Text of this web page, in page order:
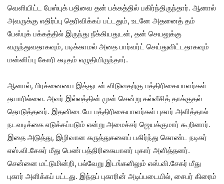
வெளியிட்ட பேஸ்புக் பதிவை தன் பக்கத்தில் பகிர்ந்திருந்தார். ஆனால்
அவருக்கு எதிர்ப்பு தெரிவிக்கப் பட்டதும், உடனே அதனைத் தம்
பேஸ்புக் பக்கத்தில் இருந்து நீக்கியதுடன், தன் செயலுக்கு
வருந்துவதாகவும், படிக்காமல் அதை பார்வர்ட் செய்துவிட்டதாகவும்
மன்னிப்பு கோரி கடிதம் எழுதியிருந்தார்.
ஆனால், பிரச்னையை இத்துடன் விடுவதற்கு பத்திரிகையாளர்கள்
தயாரில்லை. அவர் இல்லத்தின் முன் சென்று கல்வீசித் தாக்குதல்
தொடுத்தனர். இதனிடையே பத்திரிகையாளர்கள் புகார் அளித்தால்
நடவடிக்கை எடுக்கப்படும் என்று அமைச்சர் ஜெயக்குமார் கூறினார்.
இதை அடுத்து, இழிவான கருத்துகளைப் பகிர்ந்து கொண்ட நடிகர்
எஸ்.வி.சேகர் மீது பெண் பத்திரிகையாளர் புகார் அளித்தனர்.
சென்னை மட்டுமின்றி, பல்வேறு இடங்களிலும் எஸ்.வி.சேகர் மீது
புகார் அளிக்கப் பட்டது. இந்தப் புகாரின் அடிப்படையில், சைபர் கிரைம்